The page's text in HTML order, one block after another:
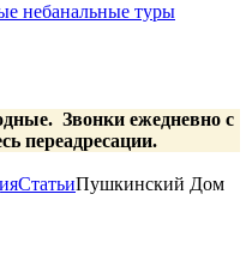
небанальные туры
Звонки ежедневно с
переадресации.
СтатьиПушкинский Дом